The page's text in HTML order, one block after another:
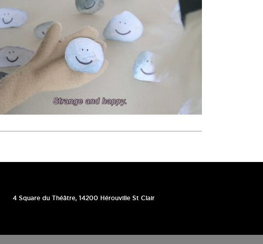
4 Square du Théâtre, 14200 Hérouville St Clair